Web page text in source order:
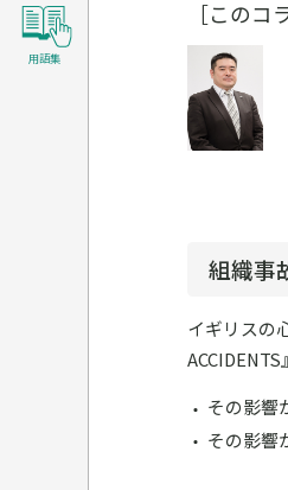
用語集
［このコ
組織事
イギリスの
その影響
その影響